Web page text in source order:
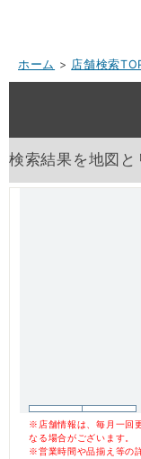
ホーム > 店舗検索
検索結果を地図
※店舗情報は、毎月一回
なる場合がございます。
※営業時間や品揃え等の